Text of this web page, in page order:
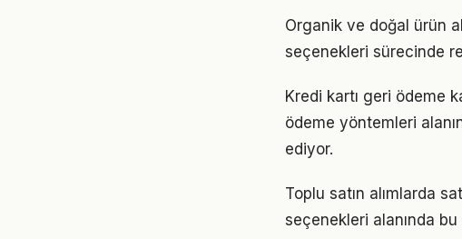
Organik ve doğal ürün
seçenekleri sürecinde
Kredi kartı geri ödeme
ödeme yöntemleri
ediyor.
Toplu satın alımlarda
seçenekleri alanında